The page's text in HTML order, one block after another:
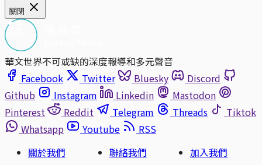
關閉
華文世界不可或缺的深度報導和多元聲音
Facebook
Twitter Bluesky
Discord
Github
Instagram Linkedin
Mastodon
Pinterest
Reddit Telegram Threads
Tiktok
Whatsapp
Youtube
RSS
關於我們
聯絡我們
加入我們